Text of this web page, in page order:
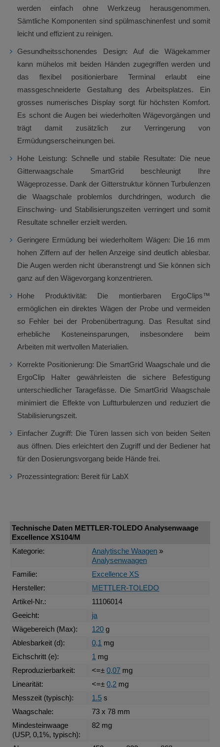
werden einfach ohne Werkzeug herausgenommen.
Sämtliche Komponenten sind spülmaschinenfest und somit
leicht und effizient zu reinigen.
Gesundheitsschonendes Design: Auf die Wägekammer
kann mühelos mit beiden Händen zugegriffen werden und
das flexibel positionierbare Terminal erlaubt eine
massgeschneiderte Gestaltung des Arbeitsplatzes. Ein
grosses numerisches Display sorgt für höchsten Komfort.
Es schont die Augen bei wiederholten Wägevorgängen und
trägt damit zusätzlich zur Verringerung von
Ermüdungserscheinungen bei.
Hohe Leistung: Schnelle und stabile Resultate: Die neue
Gitterwaagschale SmartGrid beschleunigt Ihre
Wägeprozesse. Dank der Gitterstruktur können Turbulenzen
die Waagschale problemlos durchdringen, wodurch die
Einschwing- und Stabilisierungszeiten verringert und somit
Resultate schneller erzielt werden.
Geringere Ermüdung bei wiederholtem Wägen: Die 16 mm
hohen Ziffern auf der hellen Anzeige sind deutlich ablesbar.
Die Augen werden nicht überanstrengt und Sie können sich
ganz auf den Wägevorgang konzentrieren.
Hohe Produktivität: Die montierbaren ErgoClips™
ermöglichen ein direktes Wägen der Probe und vermeiden
so Fehler bei der Probenübertragung. Das Resultat sind
erhebliche Kosteneinsparungen, insbesondere beim
Arbeiten mit wertvollen Materialien.
Korrekte Positionierung: Die SmartGrid Waagschale und die
ErgoClip Halter gewährleisten die sichere Befestigung
unterschiedlicher Taragefässe. Die SmartGrid Waagschale
minimiert die Effekte von Luftturbulenzen und reduziert die
Stabilisierungszeit.
Einfacher Zugriff: Die Türen lassen sich von beiden Seiten
aus öffnen. Dies erleichtert den Zugriff und der Bediener hat
für den Dosierungsvorgang beide Hände frei.
Prozessintegration: Bereit für LabX
Technische Daten METTLER-TOLEDO Analysenwaage
Excellence XS104/M
Kategorie:
Analytische Waagen »
Analysenwaagen
Familie:
Excellence XS
Hersteller:
METTLER-TOLEDO
Artikel-Nr.:
11106014
Geeicht:
ja
Wägebereich (Max):
120 g
Ablesbarkeit (d):
0,1 mg
Eichschritt (e):
1 mg
Reproduzierbarkeit:
<=±0,07 mg
Linearität:
<=±0,2 mg
Messzeit (typisch):
1.5 s
Waagschale:
73 x 78 mm
Mindesteinwaage
(USP, 0,1%, typisch):
82 mg